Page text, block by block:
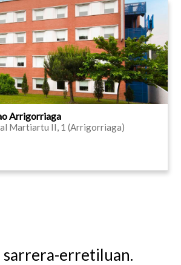
Arrigorriaga
Martiartu II, 1 (Arrigorriaga)
sarrera-erretiluan.